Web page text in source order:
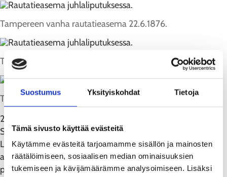
Suostumus Yksityiskohdat Tietoja
Tämä sivusto käyttää evästeitä
Käytämme evästeitä tarjoamamme sisällön ja mainosten
räätälöimiseen, sosiaalisen median ominaisuuksien
tukemiseen ja kävijämäärämme analysoimiseen. Lisäksi
Tampereen vanha rautatieasema 22.6.1876.
Turun vanha rautatieasema 22.6.1876.
Toijalan vanha rautatieasema 1890-luvulla kuvattuna.
22.6.1876 alkaen Turku sekä Tampere olivat nyt osa
Suomen nuorta rataverkkoa, Toijala risteysasemanaan.
Luonnollisesti uusi Turun-Tampereen-Hämeenlinnan rata
avasi myös lukuisia väliasemia: siinä missä rataosuuksien
pääteasemat olivat useimmiten jo vireitä asutuskeskuksia,